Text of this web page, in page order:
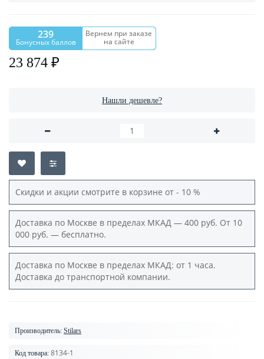
239
Бонусных баллов
Вернем при заказе
на сайте
23 874 ₽
Нашли дешевле?
Скидки и акции смотрите в корзине от - 10 %
Доставка по Москве в пределах МКАД — 400 руб. От 10
000 руб. — бесплатно.
Доставка по Москве в пределах МКАД: от 1 часа.
Доставка до транспортной компании.
Производитель: Stilars
Код товара: 8134-1